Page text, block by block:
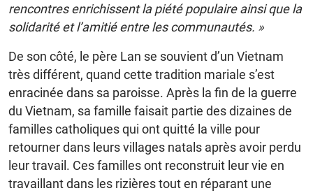
rencontres enrichissent la piété populaire ainsi que la
solidarité et l’amitié entre les communautés. »
De son côté, le père Lan se souvient d’un Vietnam
très différent, quand cette tradition mariale s’est
enracinée dans sa paroisse. Après la fin de la guerre
du Vietnam, sa famille faisait partie des dizaines de
familles catholiques qui ont quitté la ville pour
retourner dans leurs villages natals après avoir perdu
leur travail. Ces familles ont reconstruit leur vie en
travaillant dans les rizières tout en réparant une